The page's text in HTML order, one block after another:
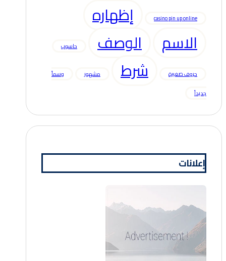
casino pin up online
إظهاره
الاسم
الوصف حاسوب
حروف صغيرة شرط مشهور
وسماً
جديداً
إعلانات